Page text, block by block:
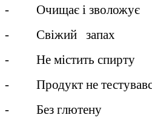
- Очищає і зволожує
- Свіжий запах
- Не містить спирту
- Продукт не
- Без глютену